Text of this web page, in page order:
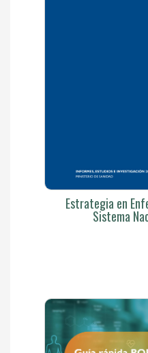
Estrategia en
Sistema